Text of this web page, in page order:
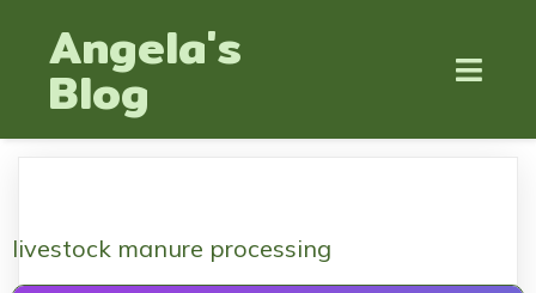
Angela's
Blog
livestock manure processing